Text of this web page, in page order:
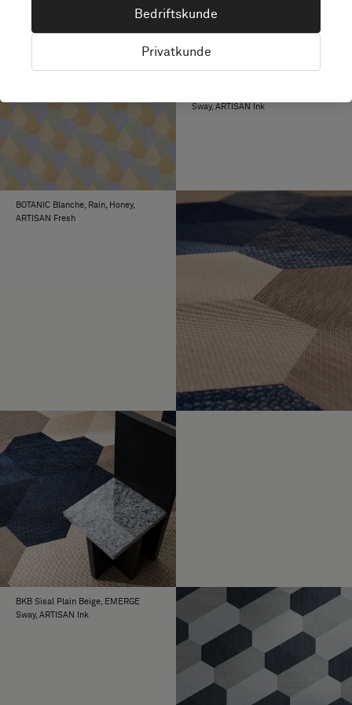
Sway, ARTISAN Ink
BOTANIC Blanche, Rain, Honey,
ARTISAN Fresh
BKB Sisal Plain Beige, EMERGE
Sway, ARTISAN Ink
Bedriftskunde
Privatkunde